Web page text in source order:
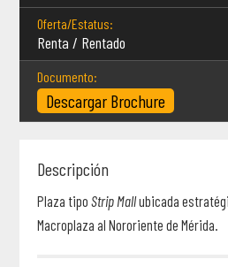
Oferta/Estatus:
Renta / Rentado
Documento:
Descargar Brochure
Descripción
Plaza tipoStrip Mallubicada
Macroplaza al Nororiente de Mérida.